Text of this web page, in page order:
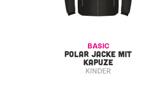
BASIC
POLAR JACKE MIT
KAPUZE
KINDER